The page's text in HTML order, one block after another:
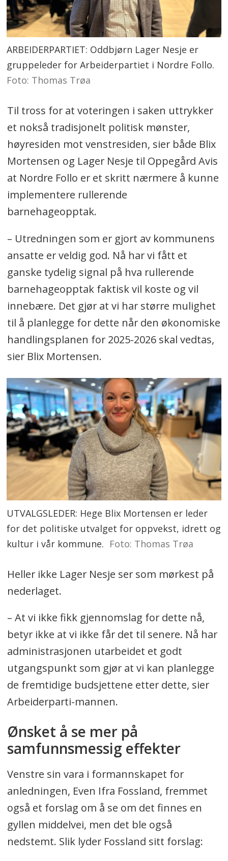
ARBEIDERPARTIET: Oddbjørn Lager Nesje er
gruppeleder for Arbeiderpartiet i Nordre Follo.
Foto: Thomas Trøa
Til tross for at voteringen i saken uttrykker
et nokså tradisjonelt politisk mønster,
høyresiden mot venstresiden, sier både Blix
Mortensen og Lager Nesje til Oppegård Avis
at Nordre Follo er et skritt nærmere å kunne
implementere rullerende
barnehageopptak.
– Utredningen som er gjort av kommunens
ansatte er veldig god. Nå har vi fått et
ganske tydelig signal på hva rullerende
barnehageopptak faktisk vil koste og vil
innebære. Det gjør at vi har større mulighet
til å planlegge for dette når den økonomiske
handlingsplanen for 2025-2026 skal vedtas,
sier Blix Mortensen.
UTVALGSLEDER: Hege Blix Mortensen er leder
for det politiske utvalget for oppvekst, idrett og
kultur i vår kommune. Foto: Thomas Trøa
Heller ikke Lager Nesje ser som mørkest på
nederlaget.
– At vi ikke fikk gjennomslag for dette nå,
betyr ikke at vi ikke får det til senere. Nå har
administrasjonen utarbeidet et godt
utgangspunkt som gjør at vi kan planlegge
de fremtidige budsjettene etter dette, sier
Arbeiderparti-mannen.
Ønsket å se mer på
samfunnsmessig effekter
Venstre sin vara i formannskapet for
anledningen, Even Ifra Fossland, fremmet
også et forslag om å se om det finnes en
gyllen middelvei, men det ble også
nedstemt. Slik lyder Fossland sitt forslag: